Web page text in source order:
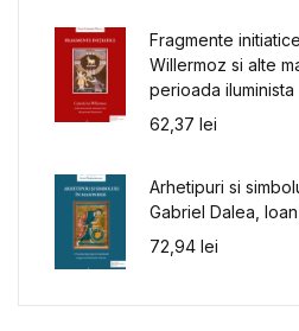
Fragmente
Willermoz si alte
perioada iluminista
62,37 lei
Arhetipuri si
Gabriel Dalea,
72,94 lei